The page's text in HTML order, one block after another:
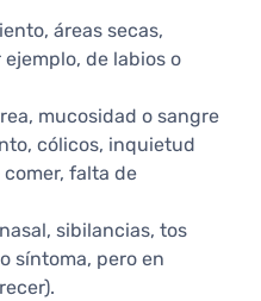
áreas secas,
de labios o
mucosidad o sangre
cólicos, inquietud
falta de
sibilancias, tos
síntoma, pero en